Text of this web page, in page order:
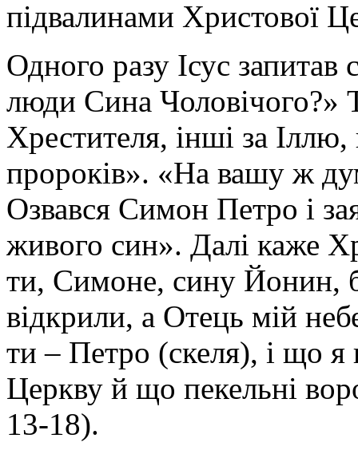
підвалинами Христової
Одного разу Ісус запитав
люди Сина Чоловічого?»
Хрестителя, інші за
пророків». «На вашу ж
Озвався Симон Петро і
живого син». Далі каже
ти, Симоне, сину Йонин,
відкрили, а Отець мій
ти – Петро (скеля), і що
Церкву й що пекельні
13-18).